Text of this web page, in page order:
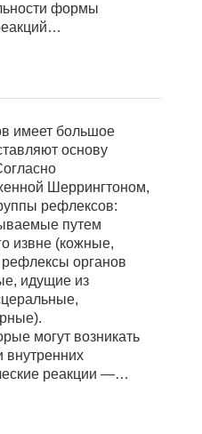
формы
имеет большое
основу
Шеррингтоном,
рефлексов:
путем
извне (кожные,
органов
идущие из
могут возникать
внутренних
реакции —…